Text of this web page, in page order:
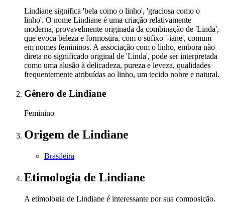
Lindiane significa 'bela como o linho', 'graciosa como o
linho'. O nome Lindiane é uma criação relativamente
moderna, provavelmente originada da combinação de 'Linda',
que evoca beleza e formosura, com o sufixo '-iane', comum
em nomes femininos. A associação com o linho, embora não
direta no significado original de 'Linda', pode ser interpretada
como uma alusão à delicadeza, pureza e leveza, qualidades
frequentemente atribuídas ao linho, um tecido nobre e natural.
Gênero de Lindiane
Feminino
Origem de Lindiane
Brasileira
Etimologia de Lindiane
A etimologia de Lindiane é interessante por sua composição.